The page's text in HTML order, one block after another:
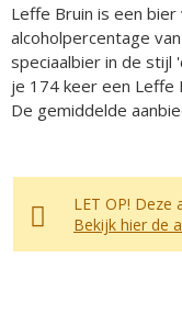
Leffe Bruin is een
alcoholpercentage
speciaalbier in de stijl
je 174 keer een Leffe
De gemiddelde
LET OP! Deze
Bekijk hier de